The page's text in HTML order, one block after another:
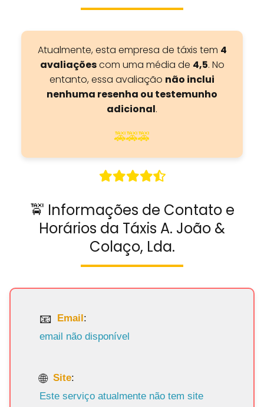
Atualmente, esta empresa de táxis tem 4
avaliaçõescom uma média de 4,5. No
entanto, essa avaliação não inclui
nenhuma resenha ou testemunho
adicional.
🚕🚕🚕
🚖 Informações de Contato e
Horários da Táxis A. João &
Colaço, Lda.
Email:
email não disponível
Site:
Este serviço atualmente não tem site